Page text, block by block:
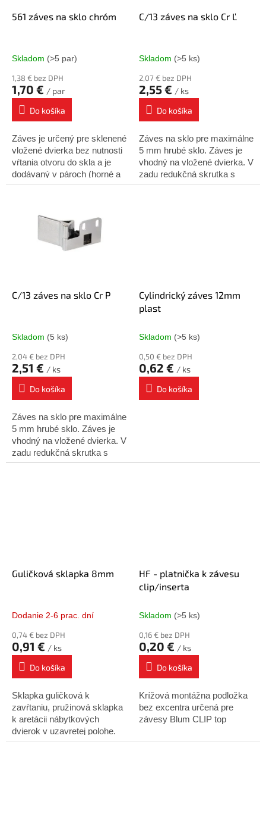
561 záves na sklo chróm
Skladom (>5 par)
1,38 € bez DPH
1,70 € / par
Do košíka
Záves je určený pre sklenené
vložené dvierka bez nutnosti
vŕtania otvoru do skla a je
dodávaný v pároch (horné a
spodné). Hrúbka skla max.
C/13 záves na sklo Cr Ľ
Skladom (>5 ks)
2,07 € bez DPH
2,55 € / ks
Do košíka
Záves na sklo pre maximálne
5 mm hrubé sklo. Záves je
vhodný na vložené dvierka. V
zadu redukčná skrutka s
gumou, ktorá zaisťuje sklo
C/13 záves na sklo Cr P
Skladom (5 ks)
2,04 € bez DPH
2,51 € / ks
Do košíka
Záves na sklo pre maximálne
5 mm hrubé sklo. Záves je
vhodný na vložené dvierka. V
zadu redukčná skrutka s
gumou, ktorá zaisťuje sklo
Cylindrický záves 12mm
plast
Skladom (>5 ks)
0,50 € bez DPH
0,62 € / ks
Do košíka
Guličková sklapka 8mm
Dodanie 2-6 prac. dní
0,74 € bez DPH
0,91 € / ks
Do košíka
Sklapka guličková k
zavŕtaniu, pružinová sklapka
k aretácii nábytkových
dvierok v uzavretej polohe.
HF - platnička k závesu
clip/inserta
Skladom (>5 ks)
0,16 € bez DPH
0,20 € / ks
Do košíka
Krížová montážna podložka
bez excentra určená pre
závesy Blum CLIP top